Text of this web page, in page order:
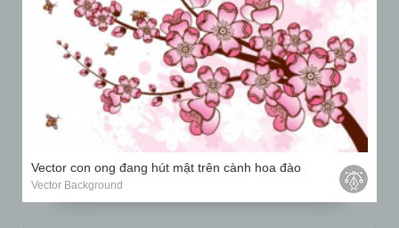
Vector con ong đang hút mật trên cành hoa đào
Vector Background